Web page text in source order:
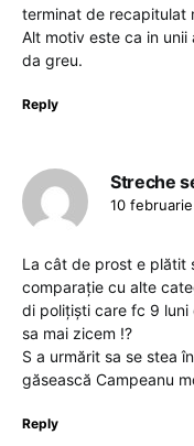
terminat de recapitulat
Alt motiv este ca in unii
da greu.
Reply
Streche
10
La cât de prost e plătit
comparație cu alte
di polițiști care fc 9 luni
sa mai zicem !?
S a urmărit sa se stea
găsească Campeanu
Reply